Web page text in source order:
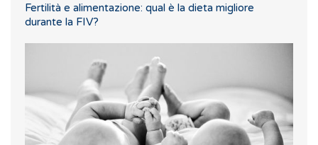
Fertilità e alimentazione: qual è la dieta migliore
durante la FIV?